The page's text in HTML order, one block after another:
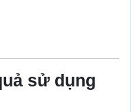
sử dụng